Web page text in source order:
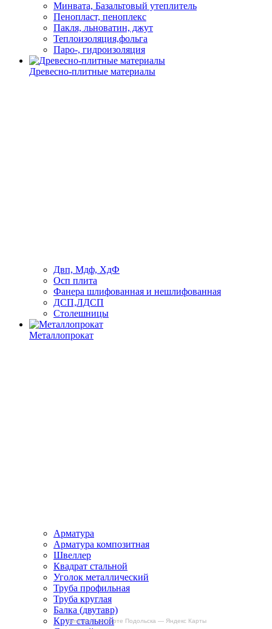
Капитан-1 на карте Подольска — Яндекс Карты
Минвата, Базальтовый утеплитель
Пенопласт, пеноплекс
Пакля, льноватин, джут
Теплоизоляция,фольга
Паро-, гидроизоляция
Древесно-плитные материалы
Двп, Мдф, ХдФ
Осп плита
Фанера шлифованная и нешлифованная
ДСП,ЛДСП
Столешницы
Металлопрокат
Арматура
Арматура композитная
Швеллер
Квадрат стальной
Уголок металлический
Труба профильная
Труба круглая
Балка (двутавр)
Круг стальной